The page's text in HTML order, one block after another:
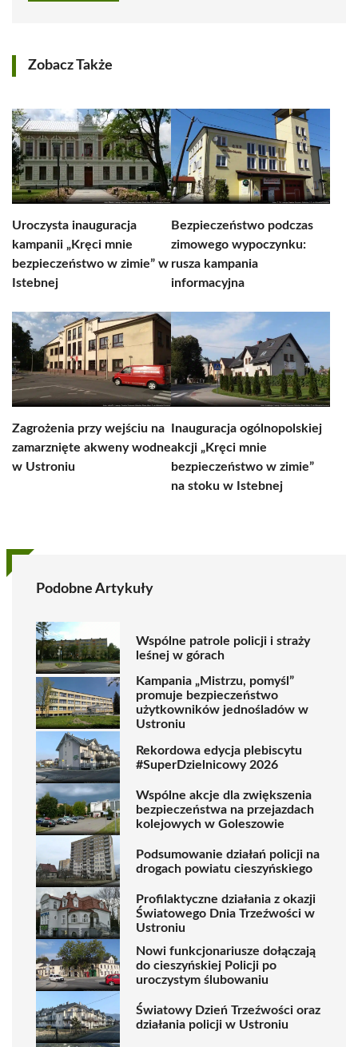
Zobacz Także
Uroczysta inauguracja
kampanii „Kręci mnie
bezpieczeństwo w zimie” w
Istebnej
Bezpieczeństwo podczas
zimowego wypoczynku:
rusza kampania
informacyjna
Zagrożenia przy wejściu na
zamarznięte akweny wodne
w Ustroniu
Inauguracja ogólnopolskiej
akcji „Kręci mnie
bezpieczeństwo w zimie”
na stoku w Istebnej
Podobne Artykuły
Wspólne patrole policji i straży
leśnej w górach
Kampania „Mistrzu, pomyśl”
promuje bezpieczeństwo
użytkowników jednośladów w
Ustroniu
Rekordowa edycja plebiscytu
#SuperDzielnicowy 2026
Wspólne akcje dla zwiększenia
bezpieczeństwa na przejazdach
kolejowych w Goleszowie
Podsumowanie działań policji na
drogach powiatu cieszyńskiego
Profilaktyczne działania z okazji
Światowego Dnia Trzeźwości w
Ustroniu
Nowi funkcjonariusze dołączają
do cieszyńskiej Policji po
uroczystym ślubowaniu
Światowy Dzień Trzeźwości oraz
działania policji w Ustroniu